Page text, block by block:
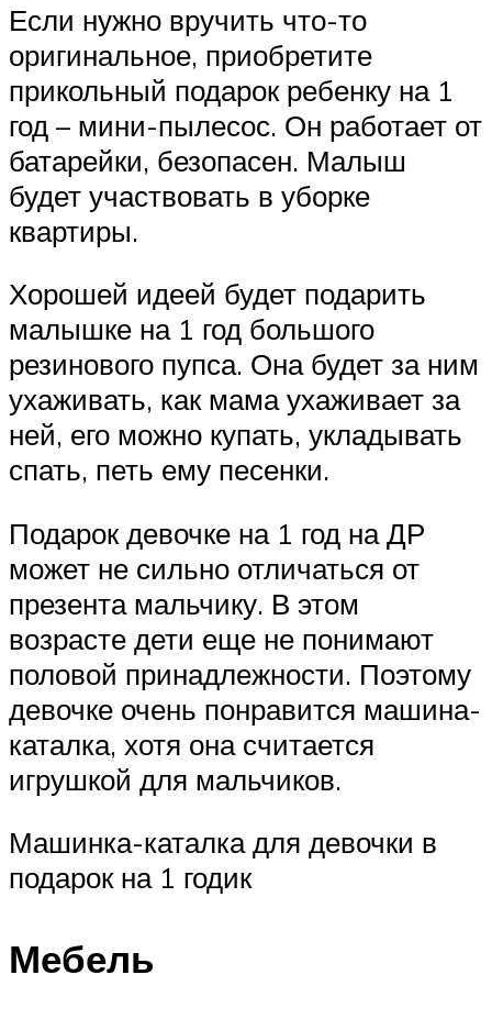
Если нужно вручить что-то
оригинальное, приобретите
прикольный подарок ребенку на 1
год – мини-пылесос. Он работает от
батарейки, безопасен. Малыш
будет участвовать в уборке
квартиры.
Хорошей идеей будет подарить
малышке на 1 год большого
резинового пупса. Она будет за ним
ухаживать, как мама ухаживает за
ней, его можно купать, укладывать
спать, петь ему песенки.
Подарок девочке на 1 год на ДР
может не сильно отличаться от
презента мальчику. В этом
возрасте дети еще не понимают
половой принадлежности. Поэтому
девочке очень понравится машина-
каталка, хотя она считается
игрушкой для мальчиков.
Машинка-каталка для девочки в
подарок на 1 годик
Мебель